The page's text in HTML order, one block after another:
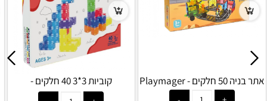
קוביות 3*3 40 חלקים -
Playmager
אתר בניה 50 חלקים - Playmager